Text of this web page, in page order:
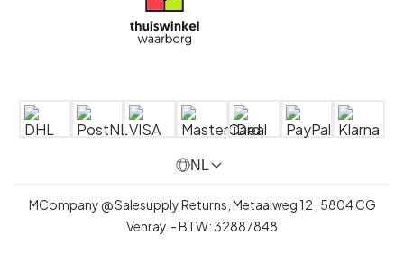
NL
MCompany @ Salesupply Returns, Metaalweg 12 5804 CG
Venray - BTW:32887848